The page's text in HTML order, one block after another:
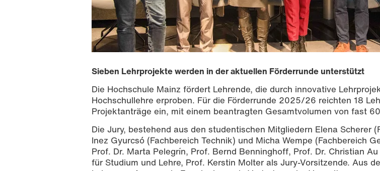
Sieben Lehrprojekte werden in der aktuellen Förderrunde unterstützt
Die Hochschule Mainz fördert Lehrende, die durch innovative
Hochschullehre erproben. Für die Förderrunde 2025/26 reichten 18
Projektanträge ein, mit einem beantragten Gesamtvolumen von fast
Die Jury, bestehend aus den studentischen Mitgliedern Elena Scherer
Inez Gyurcsó (Fachbereich Technik) und Micha Wempe (Fachbereich
Prof. Dr. Marta Pelegrín, Prof. Bernd Benninghoff, Prof. Dr. Christian
für Studium und Lehre, Prof. Kerstin Molter als Jury-Vorsitzende. Aus